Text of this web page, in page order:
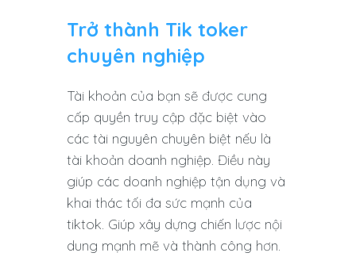
Trở thành Tik toker
chuyên nghiệp
Tài khoản của bạn sẽ được cung
cấp quyền truy cập đặc biệt vào
các tài nguyên chuyên biệt nếu là
tài khoản doanh nghiệp. Điều này
giúp các doanh nghiệp tận dụng và
khai thác tối đa sức mạnh của
tiktok. Giúp xây dựng chiến lược nội
dung mạnh mẽ và thành công hơn.